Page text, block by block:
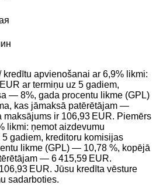
kredītu apvienošanai ar 6,9% likmi:
ar termiņu uz 5 gadiem,
— 8%, gada procentu likme (GPL)
kas jāmaksā patērētājam —
maksājums ir 106,93 EUR. Piemērs
likmi: ņemot aizdevumu
gadiem, kreditoru komisijas
likme (GPL) — 10,78 %, kopējā
— 6 415,59 EUR.
EUR. Jūsu kredīta vēsture
sadarboties.